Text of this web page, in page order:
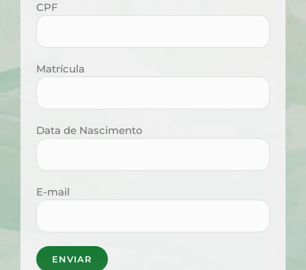
CPF
Matrícula
Data de Nascimento
E-mail